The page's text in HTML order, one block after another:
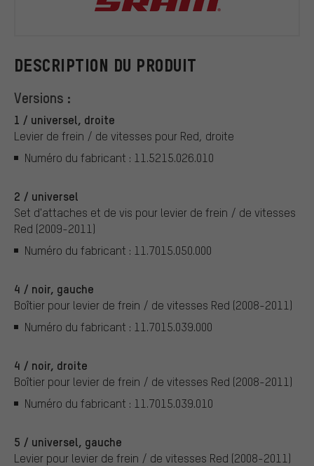
DESCRIPTION DU PRODUIT
Versions :
1 / universel, droite
Levier de frein / de vitesses pour Red, droite
Numéro du fabricant : 11.5215.026.010
2 / universel
Set d'attaches et de vis pour levier de frein / de vitesses
Red (2009-2011)
Numéro du fabricant : 11.7015.050.000
4 / noir, gauche
Boîtier pour levier de frein / de vitesses Red (2008-2011)
Numéro du fabricant : 11.7015.039.000
4 / noir, droite
Boîtier pour levier de frein / de vitesses Red (2008-2011)
Numéro du fabricant : 11.7015.039.010
5 / universel, gauche
Levier pour levier de frein / de vitesses Red (2008-2011)
SRAM